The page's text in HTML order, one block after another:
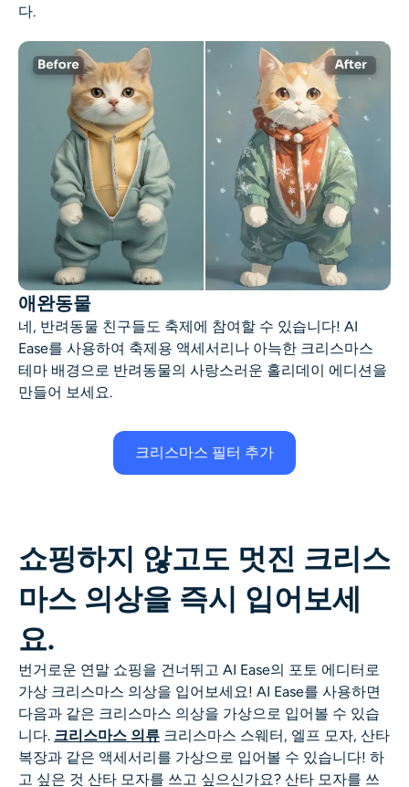
다.
애완동물
네, 반려동물 친구들도 축제에 참여할 수 있습니다! AI
Ease를 사용하여 축제용 액세서리나 아늑한 크리스마스
테마 배경으로 반려동물의 사랑스러운 홀리데이 에디션을
만들어 보세요.
크리스마스 필터 추가
쇼핑하지 않고도 멋진 크리스
마스 의상을 즉시 입어보세
요.
번거로운 연말 쇼핑을 건너뛰고 AI Ease의 포토 에디터로
가상 크리스마스 의상을 입어보세요! AI Ease를 사용하면
다음과 같은 크리스마스 의상을 가상으로 입어볼 수 있습
니다. 크리스마스 의류 크리스마스 스웨터, 엘프 모자, 산타
복장과 같은 액세서리를 가상으로 입어볼 수 있습니다! 하
고 싶은 것 산타 모자를 쓰고 싶으신가요? 산타 모자를 쓰